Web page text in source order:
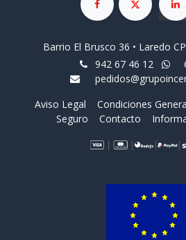
Barrio El Brusco 36 • Laredo
942 67 46 12
Aviso Legal
Condiciones
Seguro
Contacto